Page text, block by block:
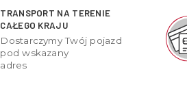
TRANSPORT NA TERENIE
CAŁEGO KRAJU
Dostarczymy Twój pojazd
pod wskazany
adres